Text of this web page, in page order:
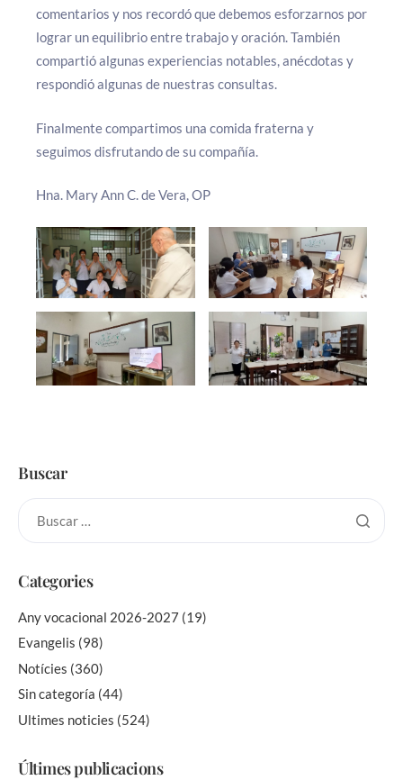
comentarios y nos recordó que debemos esforzarnos por
lograr un equilibrio entre trabajo y oración. También
compartió algunas experiencias notables, anécdotas y
respondió algunas de nuestras consultas.
Finalmente compartimos una comida fraterna y
seguimos disfrutando de su compañía.
Hna. Mary Ann C. de Vera, OP
Buscar
Categories
Any vocacional 2026-2027 (19)
Evangelis (98)
Notícies (360)
Sin categoría (44)
Ultimes noticies (524)
Últimes publicacions